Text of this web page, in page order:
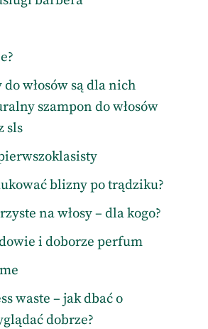
do włosów są dla nich
szampon do włosów
sls
blizny po trądziku?
na włosy – dla kogo?
i doborze perfum
waste – jak dbać o
dobrze?